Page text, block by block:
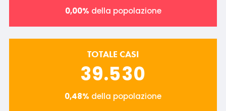
0,00% della popolazione
TOTALE CASI
39.530
0,48% della popolazione